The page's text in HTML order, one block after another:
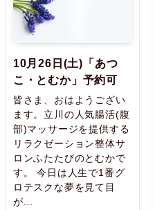
10月26日(土)「あつ
こ・とむか」予約可
皆さま、おはようござい
ます。立川の人気腸活(腹
部)マッサージを提供する
リラクゼーション整体サ
ロンふたたびのとむかで
す。 今日は人生で1番グ
ロテスクな夢を見て目
が...